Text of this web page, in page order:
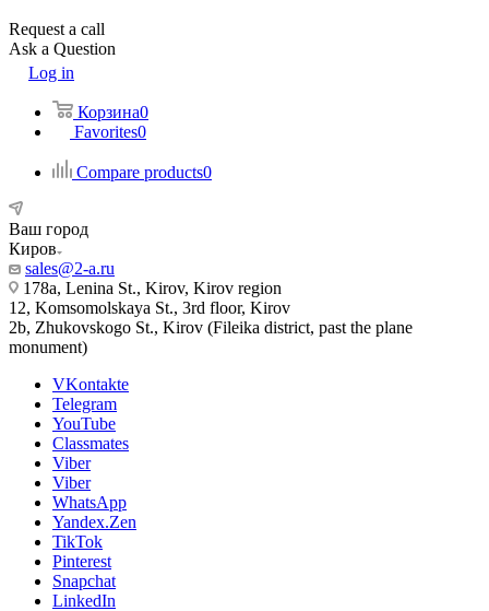
Request a call
Ask a Question
Log in
Корзина0
Favorites0
Compare products0
Ваш город
Киров
sales@2-a.ru
178a, Lenina St., Kirov, Kirov region
12, Komsomolskaya St., 3rd floor, Kirov
2b, Zhukovskogo St., Kirov (Fileika district, past the plane
monument)
VKontakte
Telegram
YouTube
Classmates
Viber
Viber
WhatsApp
Yandex.Zen
TikTok
Pinterest
Snapchat
LinkedIn